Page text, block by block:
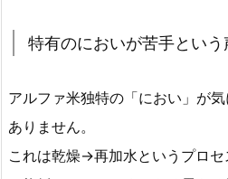
特有のにおいが苦手という
アルファ米独特の「におい」が
ありません。
これは乾燥→再加水というプロ